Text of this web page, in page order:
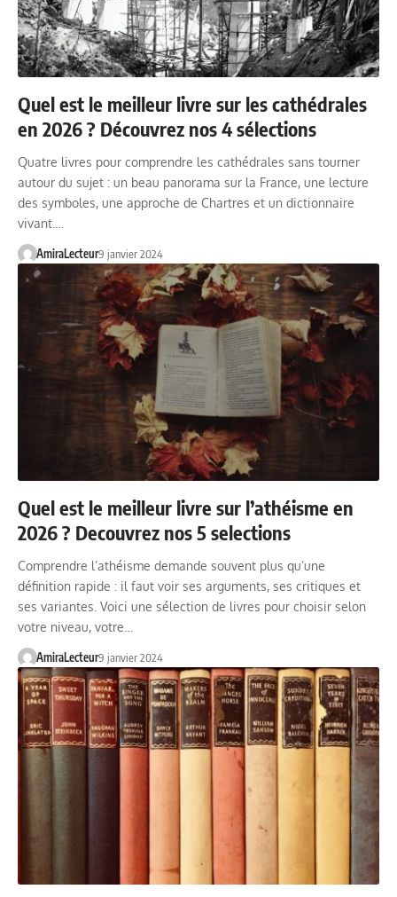
Quel est le meilleur livre sur les cathédrales
en 2026 ? Découvrez nos 4 sélections
Quatre livres pour comprendre les cathédrales sans tourner
autour du sujet : un beau panorama sur la France, une lecture
des symboles, une approche de Chartres et un dictionnaire
vivant.…
AmiraLecteur9 janvier 2024
Quel est le meilleur livre sur l’athéisme en
2026 ? Decouvrez nos 5 selections
Comprendre l’athéisme demande souvent plus qu’une
définition rapide : il faut voir ses arguments, ses critiques et
ses variantes. Voici une sélection de livres pour choisir selon
votre niveau, votre…
AmiraLecteur9 janvier 2024